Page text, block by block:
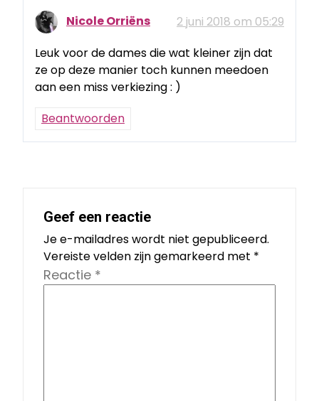
Nicole Orriëns
2 juni 2018 om 05:29
Leuk voor de dames die wat kleiner zijn dat
ze op deze manier toch kunnen meedoen
aan een miss verkiezing : )
Beantwoorden
Geef een reactie
Je e-mailadres wordt niet gepubliceerd.
Vereiste velden zijn gemarkeerd met *
Reactie *